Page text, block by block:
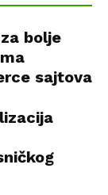
bolje
sajtova